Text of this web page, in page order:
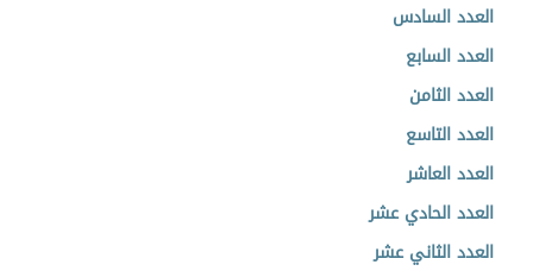
العدد السادس
العدد السابع
العدد الثامن
العدد التاسع
العدد العاشر
العدد الحادي عشر
العدد الثاني عشر